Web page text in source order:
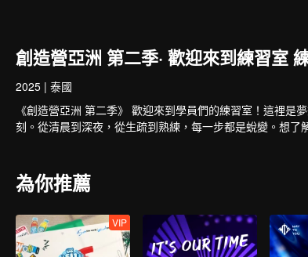
創造營亞洲 第二季· 歡迎來到練習室
2025 | 泰國
《創造營亞洲 第二季》 歡迎來到學員們的練習室！這裡
刻。從清晨到深夜，從生疏到熟練，每一步都是蛻變。想了
為你推薦
VIP